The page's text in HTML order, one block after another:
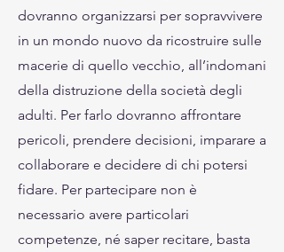
dovranno organizzarsi per sopravvivere
in un mondo nuovo da ricostruire sulle
macerie di quello vecchio, all’indomani
della distruzione della società degli
adulti. Per farlo dovranno affrontare
pericoli, prendere decisioni, imparare a
collaborare e decidere di chi potersi
fidare. Per partecipare non è
necessario avere particolari
competenze, né saper recitare, basta